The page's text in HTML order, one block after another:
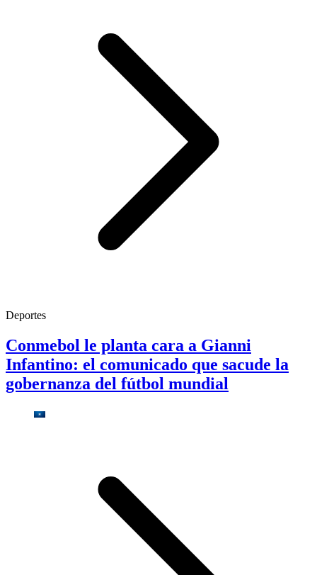
Deportes
Conmebol le planta cara a Gianni
Infantino: el comunicado que sacude la
gobernanza del fútbol mundial